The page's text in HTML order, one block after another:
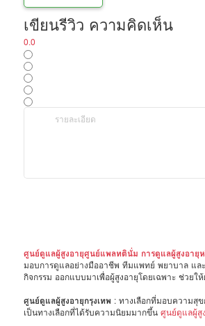
เขียนรีวิว ความคิดเห็น
0.0
ศูนย์ดูแลผู้สูงอายุศูนย์แพลทตินั่ม การดูแลผู้สูงอายุ
มอบการดูแลอย่างมืออาชีพ ทีมแพทย์ พยาบาล แ
กิจกรรม ออกแบบมาเพื่อผู้สูงอายุโดยเฉพาะ ช่วย
ศูนย์ดูแลผู้สูงอายุกรุงเทพ : ทางเลือกที่มอบความสุ
เป็นทางเลือกที่ได้รับความนิยมมากขึ้น ศูนย์ดูแลผู้สู